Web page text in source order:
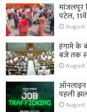
मांजलपुर
पटेल,
August
हंगामे के
बजे तक
August
ऑनलाइन
पहली
August